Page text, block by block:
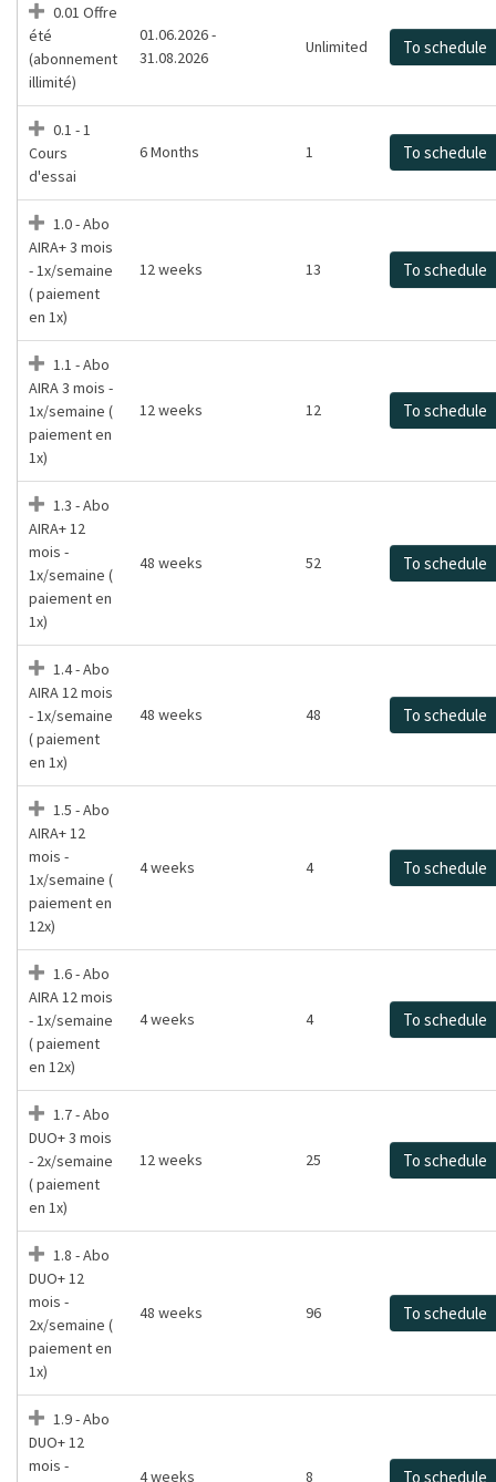
0.01 Offre
été
(abonnement
illimité)
01.06.2026 -
31.08.2026
Unlimited To schedule
0.1 - 1
Cours
d'essai
6 Months 1 To schedule
1.0 - Abo
AIRA+ 3 mois
- 1x/semaine
( paiement
en 1x)
12 weeks 13 To schedule
1.1 - Abo
AIRA 3 mois -
1x/semaine (
paiement en
1x)
12 weeks 12 To schedule
1.3 - Abo
AIRA+ 12
mois -
1x/semaine (
paiement en
1x)
48 weeks 52 To schedule
1.4 - Abo
AIRA 12 mois
- 1x/semaine
( paiement
en 1x)
48 weeks 48 To schedule
1.5 - Abo
AIRA+ 12
mois -
1x/semaine (
paiement en
12x)
4 weeks 4 To schedule
1.6 - Abo
AIRA 12 mois
- 1x/semaine
( paiement
en 12x)
4 weeks 4 To schedule
1.7 - Abo
DUO+ 3 mois
- 2x/semaine
( paiement
en 1x)
12 weeks 25 To schedule
1.8 - Abo
DUO+ 12
mois -
2x/semaine (
paiement en
1x)
48 weeks 96 To schedule
1.9 - Abo
DUO+ 12
mois -
4 weeks 8 To schedule